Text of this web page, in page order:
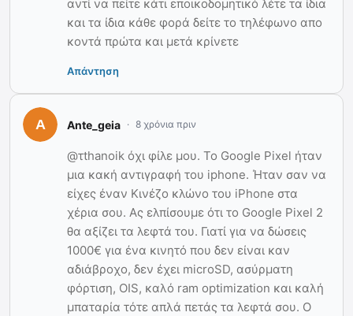
αντί να πείτε κάτι εποικοδομητικό λέτε τα ίδια
και τα ίδια κάθε φορά δείτε το τηλέφωνο απο
κοντά πρώτα και μετά κρίνετε
Απάντηση
Ante_geia 8 χρόνια πριν
@τthanoik όχι φίλε μου. Το Google Pixel ήταν
μια κακή αντιγραφή του iphone. Ήταν σαν να
είχες έναν Κινέζο κλώνο του iPhone στα
χέρια σου. Ας ελπίσουμε ότι το Google Pixel 2
θα αξίζει τα λεφτά του. Γιατί για να δώσεις
1000€ για ένα κινητό που δεν είναι καν
αδιάβροχο, δεν έχει microSD, ασύρματη
φόρτιση, OIS, καλό ram optimization και καλή
μπαταρία τότε απλά πετάς τα λεφτά σου. Ο